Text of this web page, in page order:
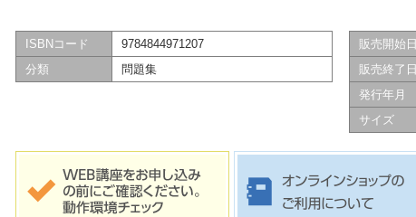
ISBNコード
9784844971207
分類
問題集
販売開始日
販売終了日
発行年月
サイズ